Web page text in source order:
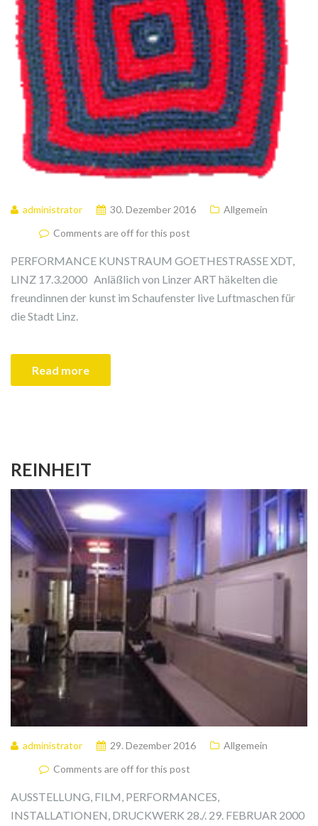
administrator 30. Dezember 2016
Allgemein
Comments are off for this post
PERFORMANCE KUNSTRAUM GOETHESTRASSE XDT,
LINZ 17.3.2000 Anläßlich von Linzer ART häkelten die
freundinnen der kunst im Schaufenster live Luftmaschen für
die Stadt Linz.
Read more
REINHEIT
administrator 29. Dezember 2016
Allgemein
Comments are off for this post
AUSSTELLUNG, FILM, PERFORMANCES,
INSTALLATIONEN, DRUCKWERK 28./. 29. FEBRUAR 2000